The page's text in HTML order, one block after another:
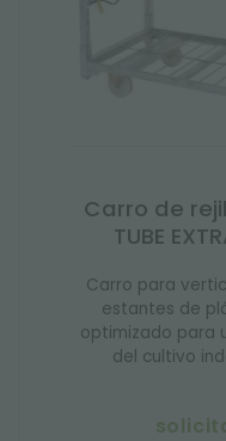
Carro de
TUBE
Carro para
estantes de
optimizado para
del cultivo